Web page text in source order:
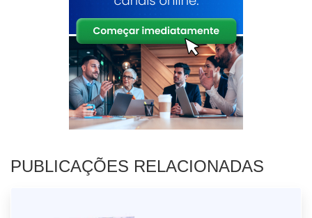
PUBLICAÇÕES RELACIONADAS